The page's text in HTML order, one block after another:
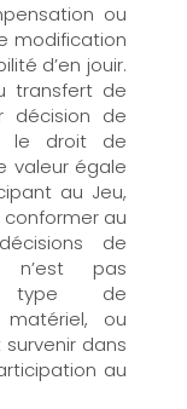
ou
modification
d’en jouir.
transfert de
décision de
le droit de
valeur égale
au Jeu,
au
de
n’est pas
type de
matériel, ou
dans
au